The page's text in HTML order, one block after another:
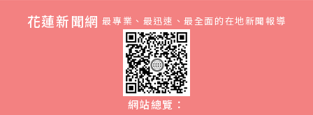
花蓮新聞網 最專業、最迅速、最全面的在地新聞報導
網站總覽：